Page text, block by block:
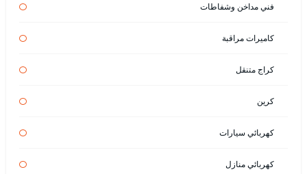
فني مداخن وشفاطات
كاميرات مراقبة
كراج متنقل
كرين
كهربائي سيارات
كهربائي منازل